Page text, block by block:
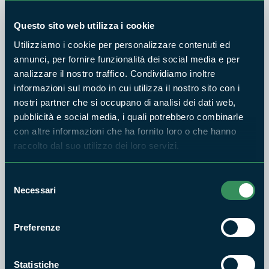
Questo sito web utilizza i cookie
Utilizziamo i cookie per personalizzare contenuti ed
annunci, per fornire funzionalità dei social media e per
analizzare il nostro traffico. Condividiamo inoltre
informazioni sul modo in cui utilizza il nostro sito con i
nostri partner che si occupano di analisi dei dati web,
pubblicità e social media, i quali potrebbero combinarle
con altre informazioni che ha fornito loro o che hanno
raccolto dal suo utilizzo dei loro servizi.
delNecessari
Preferenze
Statistiche
PARCO MONTI SIMBRUINI
MTB 23. D/ Livata – Volubro
Nuovo – Jenne
Difficoltà:
EE
MTB.10 Filettino-Trevi nel
Trevi -Pratiglio S.Onofrio